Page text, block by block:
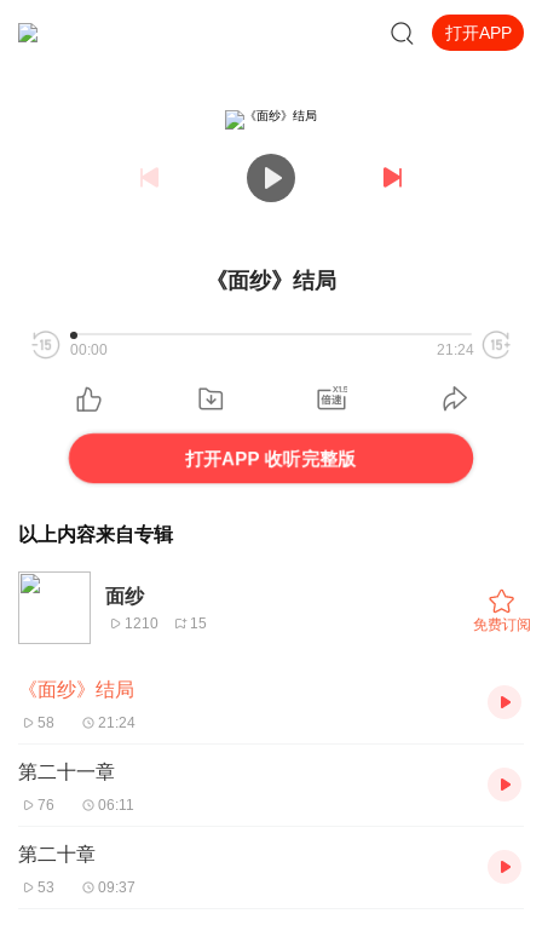
打开APP
《面纱》结局
00:00 21:24
打开APP 收听完整版
以上内容来自专辑
面纱
1210 15 免费订阅
《面纱》结局
58 21:24
第二十一章
76 06:11
第二十章
53 09:37